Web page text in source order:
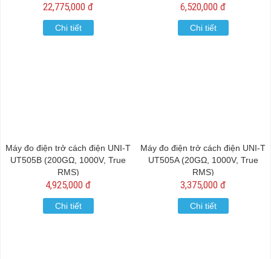
22,775,000 đ
Chi tiết
6,520,000 đ
Chi tiết
Máy đo điện trở cách điện UNI-T
UT505B (200GΩ, 1000V, True
RMS)
4,925,000 đ
Chi tiết
Máy đo điện trở cách điện UNI-T
UT505A (20GΩ, 1000V, True
RMS)
3,375,000 đ
Chi tiết